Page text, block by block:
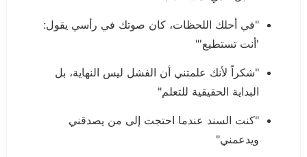
"في أحلك اللحظات، كان صوتك في رأسي يقول:
'أنت تستطيع'"
"شكراً لأنك علمتني أن الفشل ليس النهاية، بل
البداية الحقيقية للتعلم"
"كنت السند عندما احتجت إلى من يصدقني
ويدعمني"